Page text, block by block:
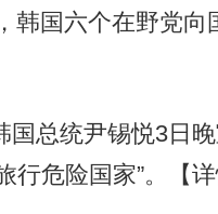
国六个在野党向
统尹锡悦3日晚
危险国家”。
【